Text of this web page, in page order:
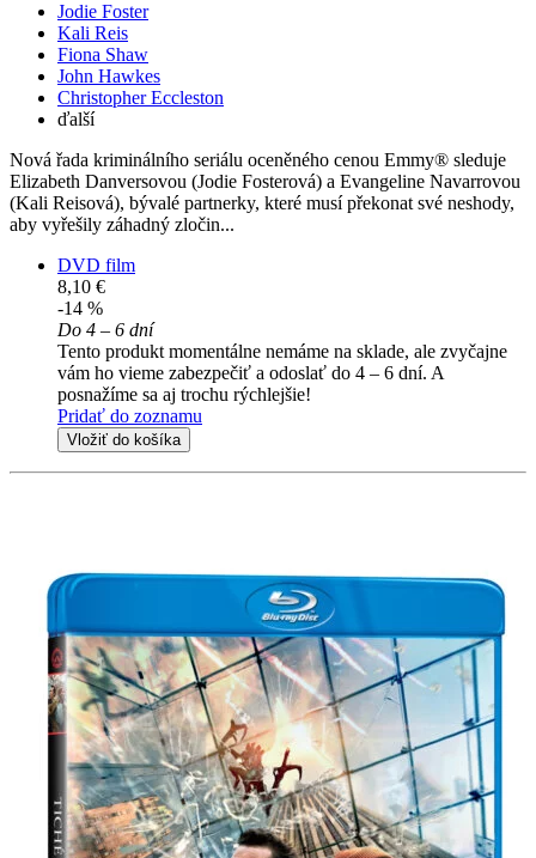
Jodie Foster
Kali Reis
Fiona Shaw
John Hawkes
Christopher Eccleston
ďalší
Nová řada kriminálního seriálu oceněného cenou Emmy® sleduje
Elizabeth Danversovou (Jodie Fosterová) a Evangeline Navarrovou
(Kali Reisová), bývalé partnerky, které musí překonat své neshody,
aby vyřešily záhadný zločin...
DVD film
8,10 €
-14 %
Do 4 – 6 dní
Tento produkt momentálne nemáme na sklade, ale zvyčajne
vám ho vieme zabezpečiť a odoslať do 4 – 6 dní. A
posnažíme sa aj trochu rýchlejšie!
Pridať do zoznamu
Vložiť do košíka